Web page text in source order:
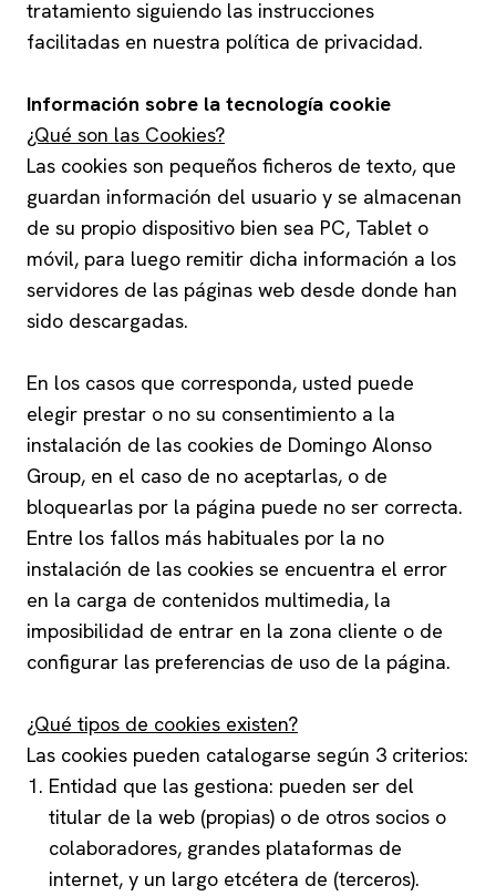
tratamiento siguiendo las instrucciones
facilitadas en nuestra política de privacidad.
Información sobre la tecnología cookie
¿Qué son las Cookies?
Las cookies son pequeños ficheros de texto, que
guardan información del usuario y se almacenan
de su propio dispositivo bien sea PC, Tablet o
móvil, para luego remitir dicha información a los
servidores de las páginas web desde donde han
sido descargadas.
En los casos que corresponda, usted puede
elegir prestar o no su consentimiento a la
instalación de las cookies de Domingo Alonso
Group, en el caso de no aceptarlas, o de
bloquearlas por la página puede no ser correcta.
Entre los fallos más habituales por la no
instalación de las cookies se encuentra el error
en la carga de contenidos multimedia, la
imposibilidad de entrar en la zona cliente o de
configurar las preferencias de uso de la página.
¿Qué tipos de cookies existen?
Las cookies pueden catalogarse según 3 criterios:
Entidad que las gestiona: pueden ser del
titular de la web (propias) o de otros socios o
colaboradores, grandes plataformas de
internet, y un largo etcétera de (terceros).